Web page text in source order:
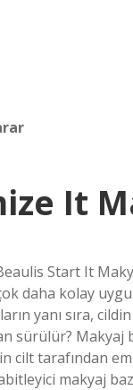
It
Start It
daha kolay
yanı sıra,
sürülür?
cilt tarafından
makyaj